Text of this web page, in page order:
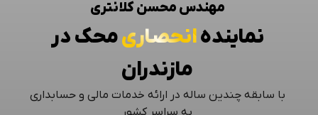
مهندس محسن کلانتری
نمایندهانحصاریمحک در
مازندران
با سابقه چندین ساله در ارائه خدمات مالی و حسابداری